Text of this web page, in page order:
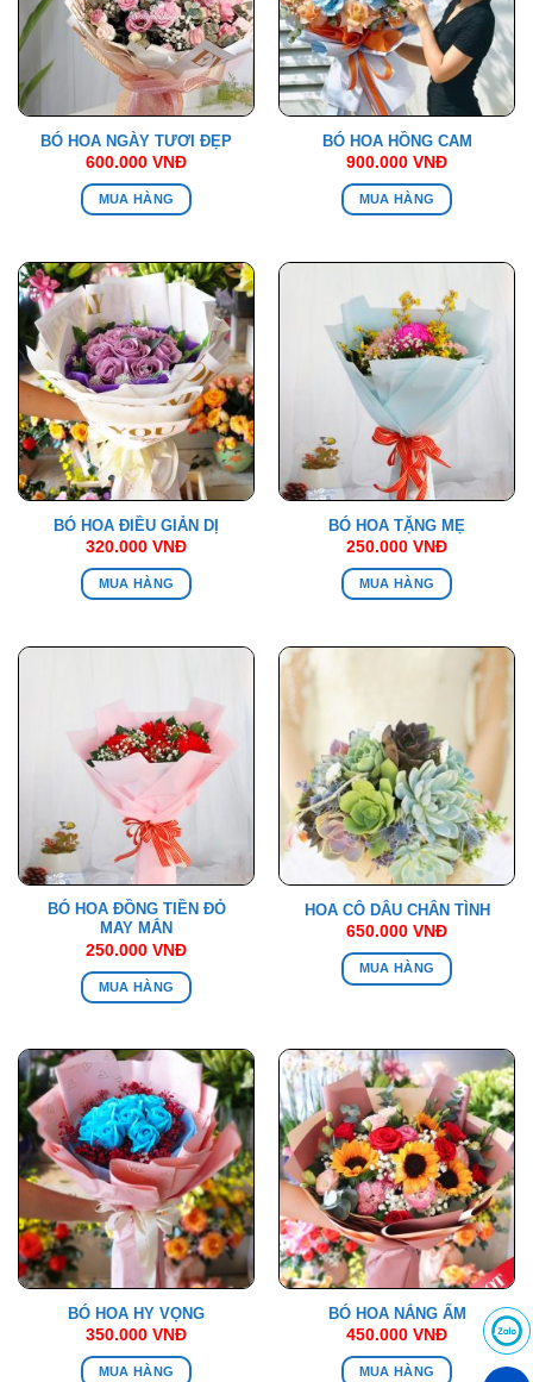
BÓ HOA NGÀY TƯƠI ĐẸP
600.000 VNĐ
MUA HÀNG
BÓ HOA HỒNG CAM
900.000 VNĐ
MUA HÀNG
BÓ HOA ĐIỀU GIẢN DỊ
320.000 VNĐ
MUA HÀNG
BÓ HOA TẶNG MẸ
250.000 VNĐ
MUA HÀNG
BÓ HOA ĐỒNG TIỀN ĐỎ
MAY MẮN
250.000 VNĐ
MUA HÀNG
HOA CÔ DÂU CHÂN TÌNH
650.000 VNĐ
MUA HÀNG
BÓ HOA HY VỌNG
350.000 VNĐ
MUA HÀNG
BÓ HOA NẮNG ẤM
450.000 VNĐ
MUA HÀNG